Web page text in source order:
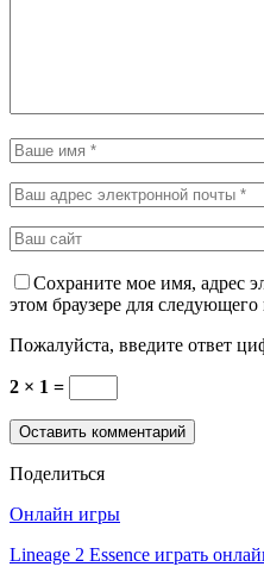
Сохраните мое имя, адрес
этом браузере для
Пожалуйста, введите ответ
2 × 1 =
Поделиться
Онлайн игры
Lineage 2 Essence играть